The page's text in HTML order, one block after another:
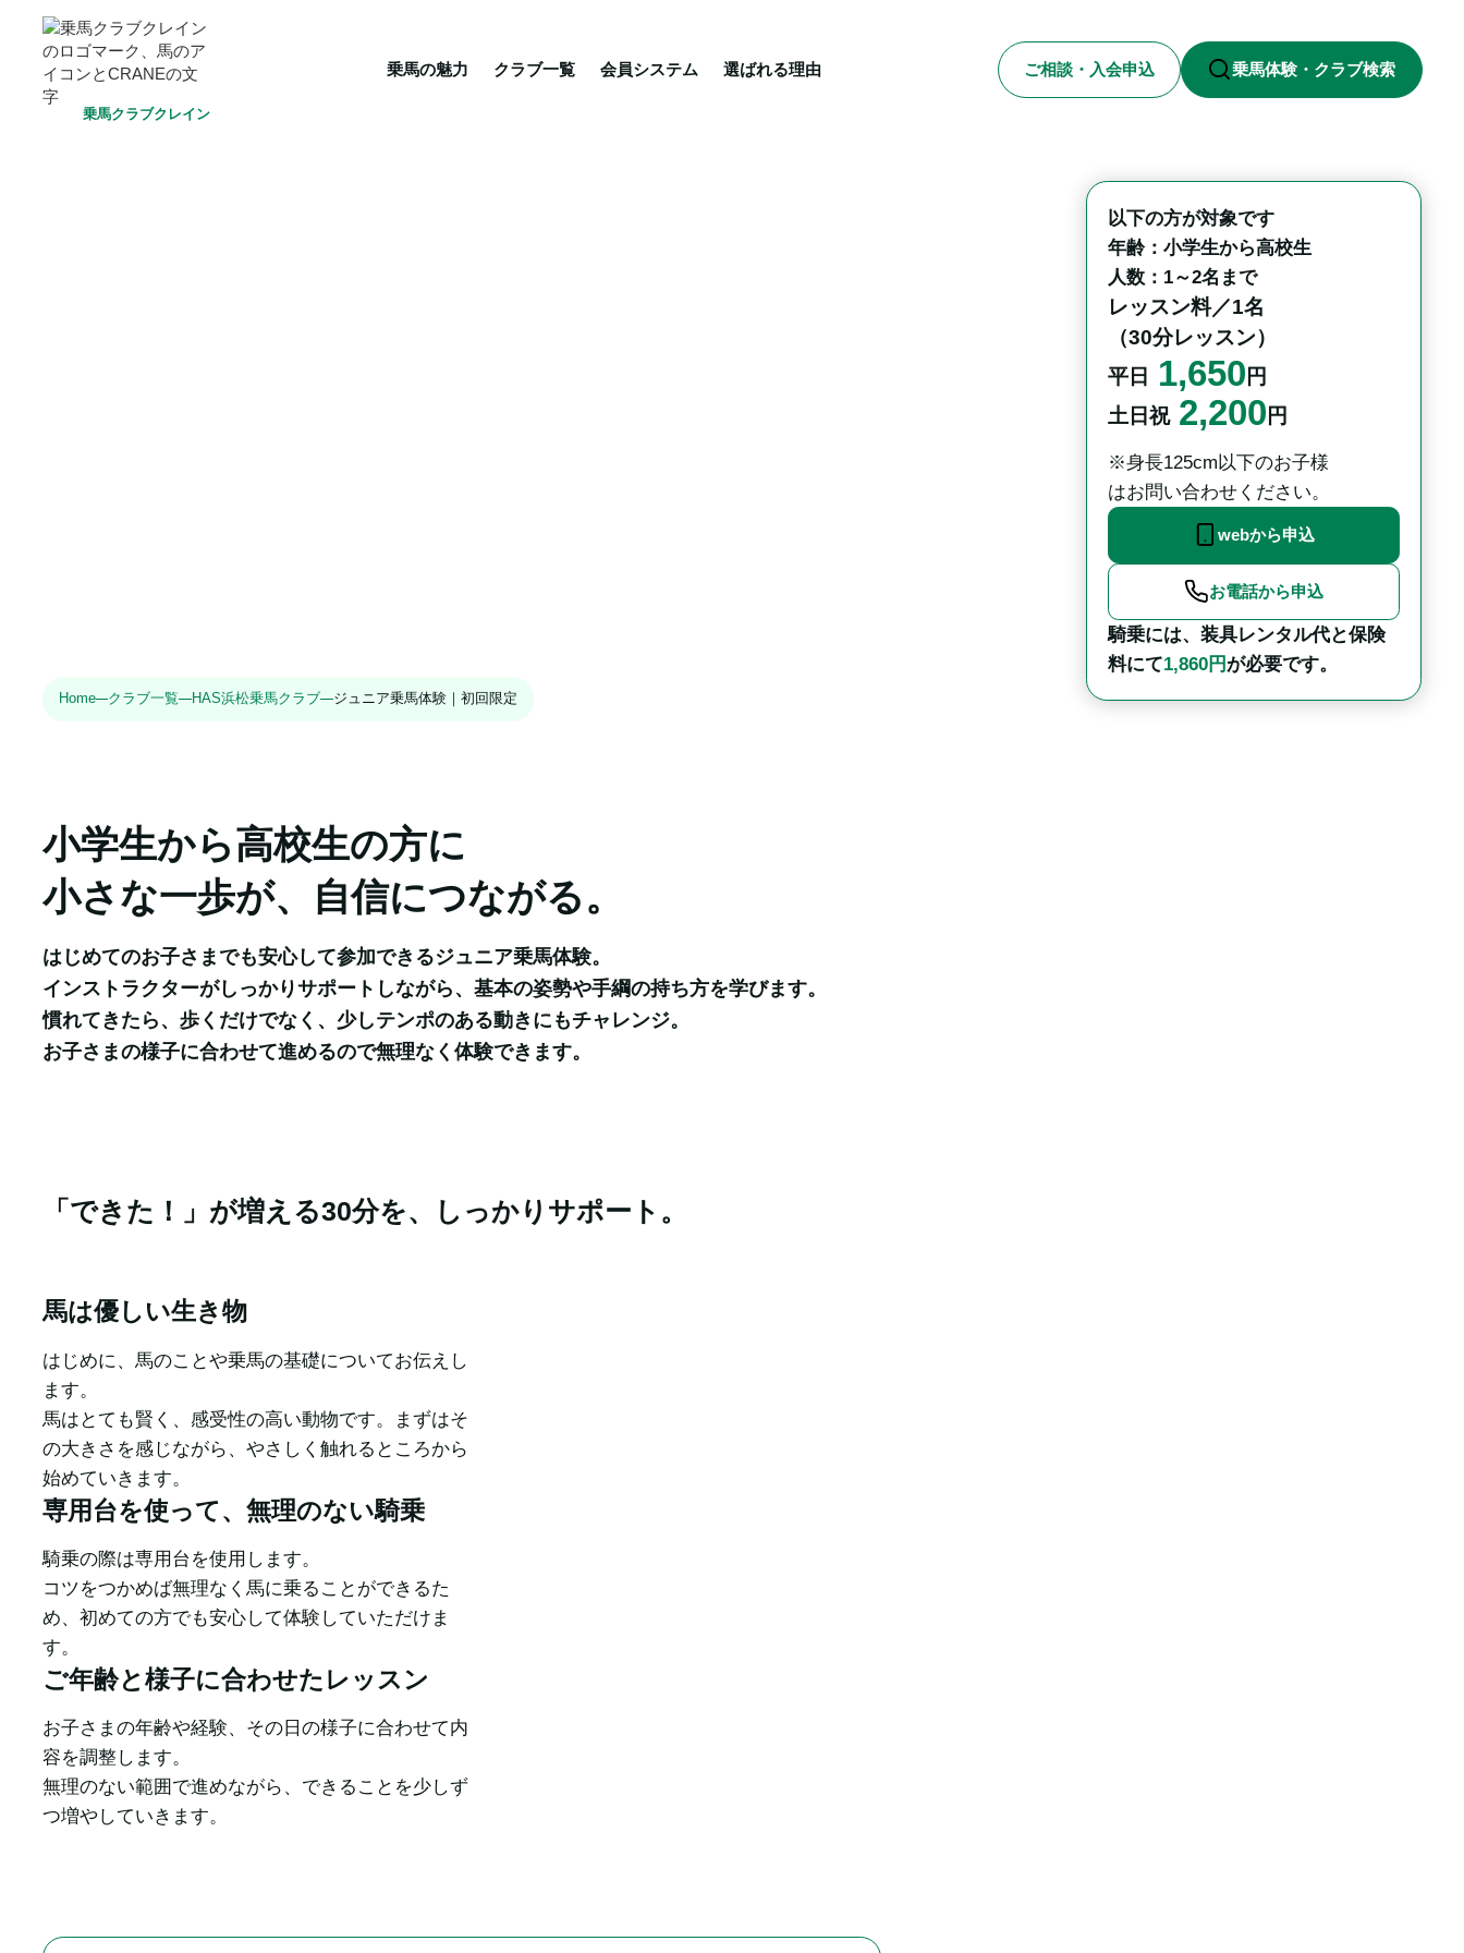
乗馬クラブクレイン
乗馬の魅力 クラブ一覧 会員システム 選ばれる理由 ご相談・入会申込 乗馬体験・クラブ検索
HOME 乗馬の魅力 クラブ一覧
Home クラブ一覧 HAS浜松乗馬クラブ ジュニア乗馬体験｜初回限定
以下の方が対象です
年齢：小学生から高校生
人数：1～2名まで
レッスン料／1名
（30分レッスン）
平日
1,650 円
土日祝 2,200 円
※身長125cm以下のお子様
はお問い合わせください。
webから申込
お電話から申込
騎乗には、装具レンタル代と保険
料にて1,860円が必要です。
小学生から高校生の方に
小さな一歩が、自信につながる。
はじめてのお子さまでも安心して参加できるジュニア乗馬体験。
インストラクターがしっかりサポートしながら、基本の姿勢や手綱の持ち方を学びます。
慣れてきたら、歩くだけでなく、少しテンポのある動きにもチャレンジ。
お子さまの様子に合わせて進めるので無理なく体験できます。
「できた！」が増える30分を、しっかりサポート。
馬は優しい生き物
はじめに、馬のことや乗馬の基礎についてお伝えし
ます。
馬はとても賢く、感受性の高い動物です。まずはそ
の大きさを感じながら、やさしく触れるところから
始めていきます。
専用台を使って、無理のない騎乗
騎乗の際は専用台を使用します。
コツをつかめば無理なく馬に乗ることができるた
め、初めての方でも安心して体験していただけま
す。
ご年齢と様子に合わせたレッスン
お子さまの年齢や経験、その日の様子に合わせて内
容を調整します。
無理のない範囲で進めながら、できることを少しず
つ増やしていきます。